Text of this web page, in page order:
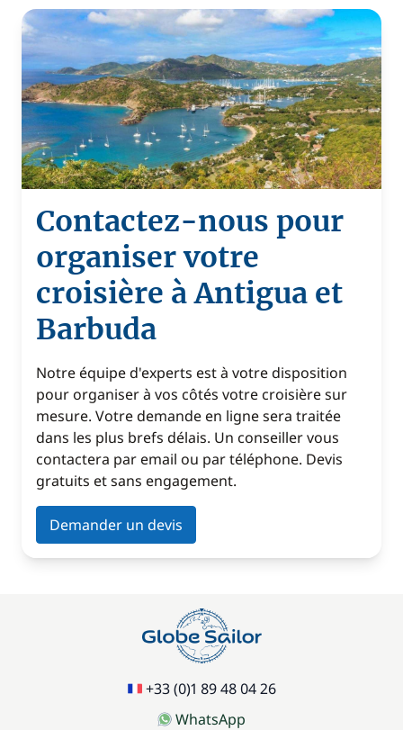
Contactez-nous pour
organiser votre
croisière à Antigua et
Barbuda
Notre équipe d'experts est à votre disposition
pour organiser à vos côtés votre croisière sur
mesure. Votre demande en ligne sera traitée
dans les plus brefs délais. Un conseiller vous
contactera par email ou par téléphone. Devis
gratuits et sans engagement.
Demander un devis
+33 (0)1 89 48 04 26
WhatsApp